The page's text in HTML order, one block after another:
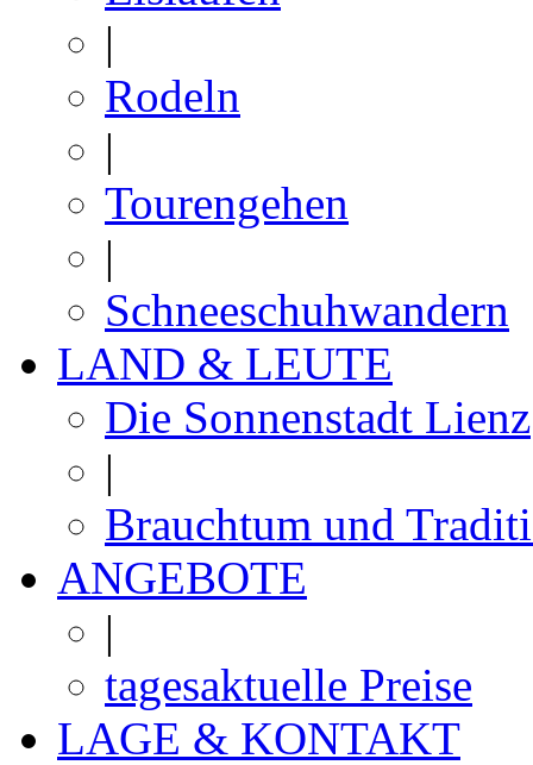
|
Rodeln
|
Tourengehen
|
Schneeschuhwandern
LAND & LEUTE
Die Sonnenstadt Lienz
|
Brauchtum und
ANGEBOTE
|
tagesaktuelle Preise
LAGE & KONTAKT